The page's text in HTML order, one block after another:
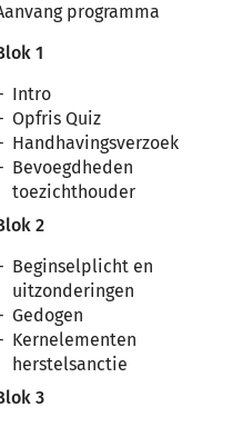
programma
1
Intro
Opfris Quiz
Handhavingsverzoek
Bevoegdheden
toezichthouder
2
Beginselplicht en
uitzonderingen
Gedogen
Kernelementen
herstelsanctie
3